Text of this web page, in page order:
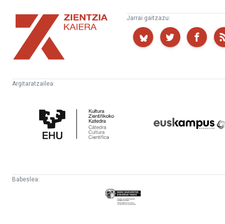
Zientzia
Kaiera
Jarrai gaitzazu:
Argitaratzailea:
Zientifikoko
Katedra
Babeslea:
Eusko
Jaurlaritza